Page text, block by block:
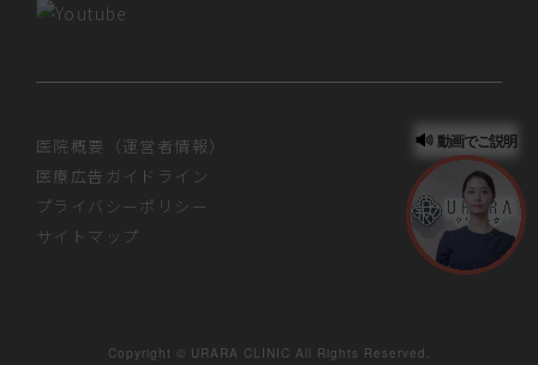
医院概要（運営者情報）
医療広告ガイドライン
プライバシーポリシー
サイトマップ
Copyright © URARA CLINIC All Rights Reserved.
動画でご説明